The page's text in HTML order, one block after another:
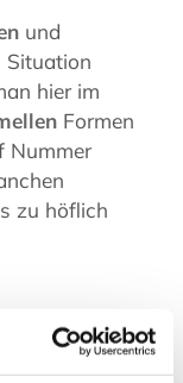
und
Situation
hier im
Formen
Nummer
zu höflich
man,